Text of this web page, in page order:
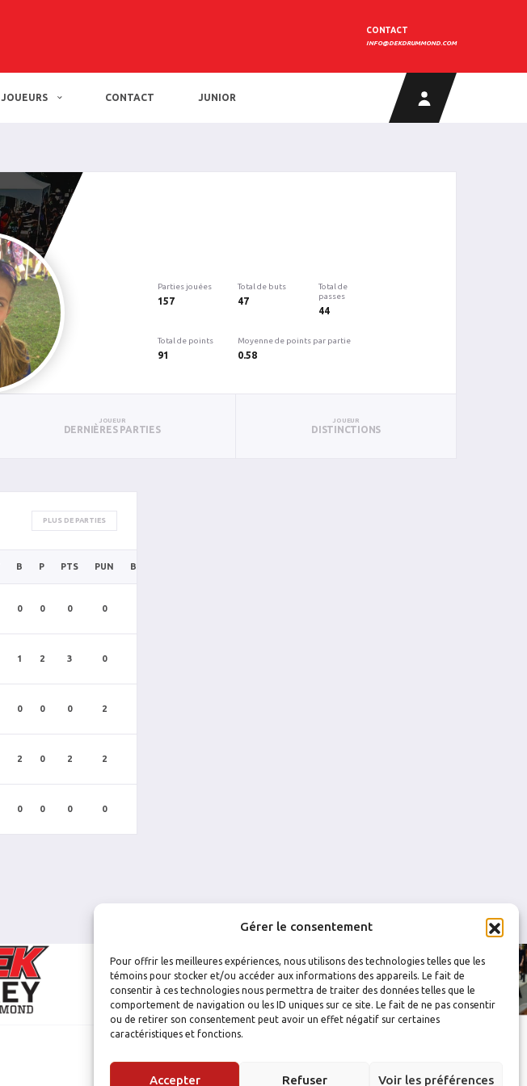
Gérer le consentement
Pour offrir les meilleures expériences, nous utilisons des technologies telles que les
témoins pour stocker et/ou accéder aux informations des appareils. Le fait de
consentir à ces technologies nous permettra de traiter des données telles que le
comportement de navigation ou les ID uniques sur ce site. Le fait de ne pas consentir
ou de retirer son consentement peut avoir un effet négatif sur certaines
caractéristiques et fonctions.
Accepter Refuser Voir les préférences
CONTACT
INFO@DEKDRUMMOND.COM
JOUEURS CONTACT JUNIOR
Parties jouées
157
Total de buts
47
Total de
passes
44
Total de points
91
Moyenne de points par partie
0.58
JOUEUR
DERNIÈRES PARTIES
JOUEUR
DISTINCTIONS
PLUS DE PARTIES
B P PTS PUN BAN
0 0 0 0
1 2 3 0
0 0 0 2
2 0 2 2
0 0 0 0